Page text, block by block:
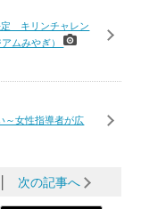
定 キリンチャレン
アムみやぎ）
～女性指導者が広
次の記事へ